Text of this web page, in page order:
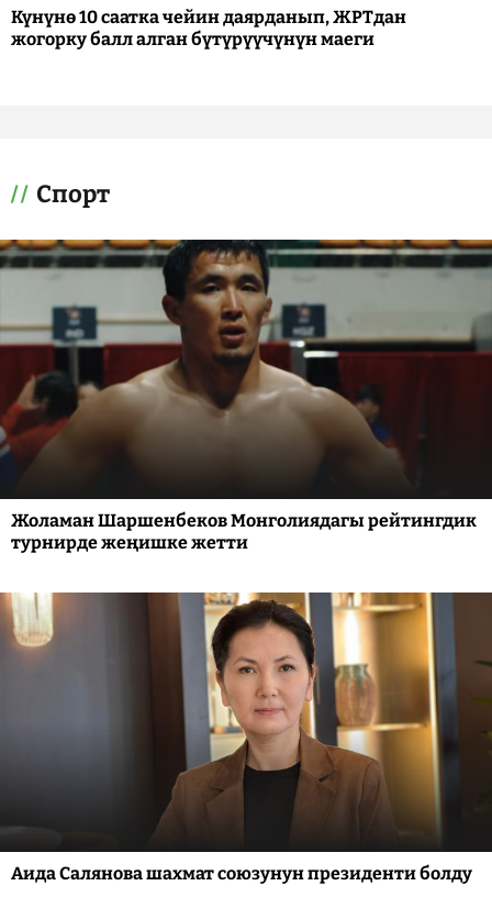
Күнүнө 10 саатка чейин даярданып, ЖРТдан
жогорку балл алган бүтүрүүчүнүн маеги
Спорт
Жоламан Шаршенбеков Монголиядагы рейтингдик
турнирде жеңишке жетти
Аида Салянова шахмат союзунун президенти болду